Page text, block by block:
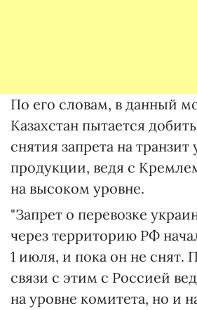
По его словам, в данный
Казахстан пытается
снятия запрета на
продукции, ведя с
на высоком уровне.
"Запрет о перевозке
через территорию РФ
1 июля, и пока он не снят.
связи с этим с Россией
на уровне комитета, но и